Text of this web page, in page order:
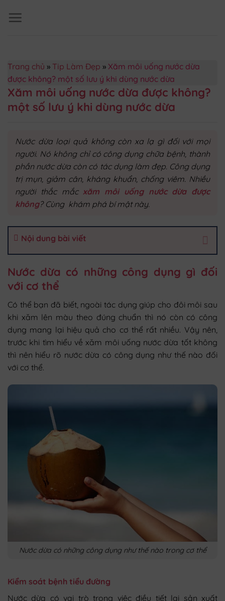
Trang chủ » Tip Làm Đẹp » Xăm môi uống nước dừa
được không? một số lưu ý khi dùng nước dừa
Xăm môi uống nước dừa được không?
một số lưu ý khi dùng nước dừa
Nước dừa loại quả không còn xa lạ gì đối với mọi
người. Nó không chỉ có công dụng chữa bệnh, thành
phần nước dừa còn có tác dụng làm đẹp. Công dụng
trị mụn, giảm cân, kháng khuẩn, chống viêm. Nhiều
người thắc mắc xăm môi uống nước dừa được
không? Cùng khám phá bí mật này.
Nội dung bài viết
Nước dừa có những công dụng gì đối
với cơ thể
Có thể bạn đã biết, ngoài tác dụng giúp cho đôi môi sau
khi xăm lên màu theo đúng chuẩn thì nó còn có công
dụng mang lại hiệu quả cho cơ thể rất nhiều. Vậy nên,
trước khi tìm hiểu về xăm môi uống nước dừa tốt không
thì nên hiểu rõ nước dừa có công dụng như thế nào đối
với cơ thể.
Nước dừa có những công dụng như thế nào trong cơ thể
Kiểm soát bệnh tiểu đường
Nước dừa có vai trò trong việc điều tiết lại sản xuất